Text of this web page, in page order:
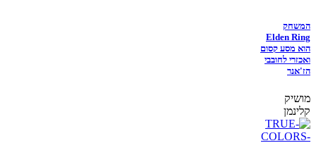
המשחק
Elden Ring
הוא מסע קסום
ואכזרי לחובבי
הז'אנר
מושיק
קלינמן